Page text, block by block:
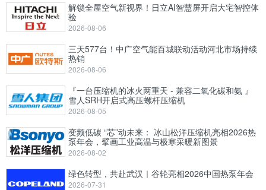
解锁全屋空气新视界！日立AI智慧屏开启大宅智控体
验
2026-08-06
三天577台！中广空气能百城联动活动河北市场持续
热销
2026-08-06
『一台压缩机的冰火两重天 - 兼容二氧化碳和氨 』
雪人SRH开启式高压螺杆压缩机
2026-08-05
变频低碳 “芯”动未来： 冰山松洋压缩机亮相2026热
泵年会，擘画工业高温与极寒采暖新图景
2026-08-02
绿色转型，共赴武汉｜谷轮亮相2026中国热泵年会
2026-07-31